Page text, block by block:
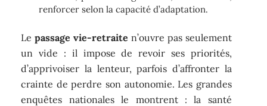
renforcer selon la capacité d’adaptation.
Lepassage vie-retraite n’ouvre pas seulement
un vide : il impose de revoir ses priorités,
d’apprivoiser la lenteur, parfois d’affronter la
crainte de perdre son autonomie. Les grandes
enquêtes nationales le montrent : la santé